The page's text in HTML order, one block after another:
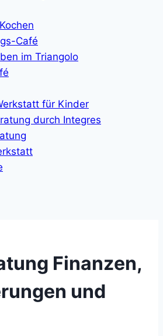
Café
im Triangolo
für Kinder
durch Integres
Finanzen,
und